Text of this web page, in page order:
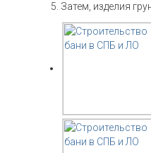
Затем, изделия